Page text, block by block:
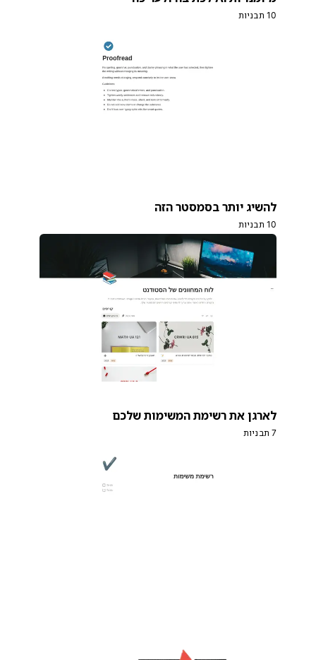
10 תבניות
להשיג יותר בסמסטר הזה
10 תבניות
לארגן את רשימת המשימות שלכם
7 תבניות